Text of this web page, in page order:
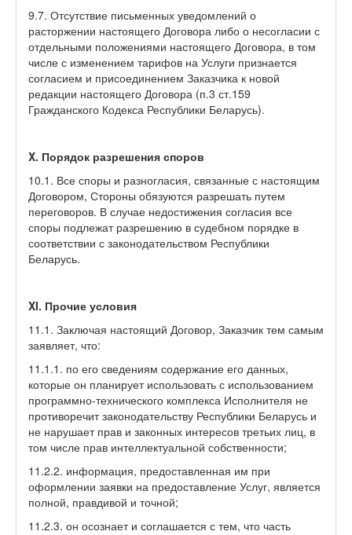
9.7. Отсутствие письменных уведомлений о
расторжении настоящего Договора либо о несогласии с
отдельными положениями настоящего Договора, в том
числе с изменением тарифов на Услуги признается
согласием и присоединением Заказчика к новой
редакции настоящего Договора (п.3 ст.159
Гражданского Кодекса Республики Беларусь).
X. Порядок разрешения споров
10.1. Все споры и разногласия, связанные с настоящим
Договором, Стороны обязуются разрешать путем
переговоров. В случае недостижения согласия все
споры подлежат разрешению в судебном порядке в
соответствии с законодательством Республики
Беларусь.
XI. Прочие условия
11.1. Заключая настоящий Договор, Заказчик тем самым
заявляет, что:
11.1.1. по его сведениям содержание его данных,
которые он планирует использовать с использованием
программно-технического комплекса Исполнителя не
противоречит законодательству Республики Беларусь и
не нарушает прав и законных интересов третьих лиц, в
том числе прав интеллектуальной собственности;
11.2.2. информация, предоставленная им при
оформлении заявки на предоставление Услуг, является
полной, правдивой и точной;
11.2.3. он осознает и соглашается с тем, что часть